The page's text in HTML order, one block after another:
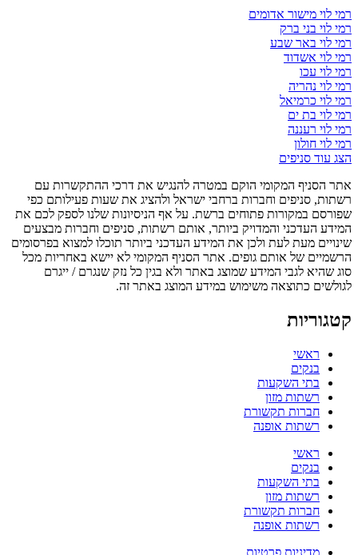
רמי לוי מישור אדומים
רמי לוי בני ברק
רמי לוי באר שבע
רמי לוי אשדוד
רמי לוי עכו
רמי לוי נהריה
רמי לוי כרמיאל
רמי לוי בת ים
רמי לוי רעננה
רמי לוי חולון
הצג עוד סניפים
אתר הסניף המקומי הוקם במטרה להנגיש את דרכי ההתקשרות עם
רשתות, סניפים וחברות ברחבי ישראל ולהציג את שעות פעילותם כפי
שפורסם במקורות פתוחים ברשת. על אף הניסיונות שלנו לספק לכם את
המידע העדכני והמדויק ביותר, אותם רשתות, סניפים וחברות מבצעים
שינויים מעת לעת ולכן את המידע העדכני ביותר תוכלו למצוא בפרסומים
הרשמיים של אותם גופים. אתר הסניף המקומי לא יישא באחריות מכל
סוג שהיא לגבי המידע שמוצג באתר ולא בגין כל נזק שנגרם / ייגרם
לגולשים כתוצאה משימוש במידע המוצג באתר זה.
קטגוריות
ראשי
בנקים
בתי השקעות
רשתות מזון
חברות תקשורת
רשתות אופנה
ראשי
בנקים
בתי השקעות
רשתות מזון
חברות תקשורת
רשתות אופנה
מדיניות פרטיות